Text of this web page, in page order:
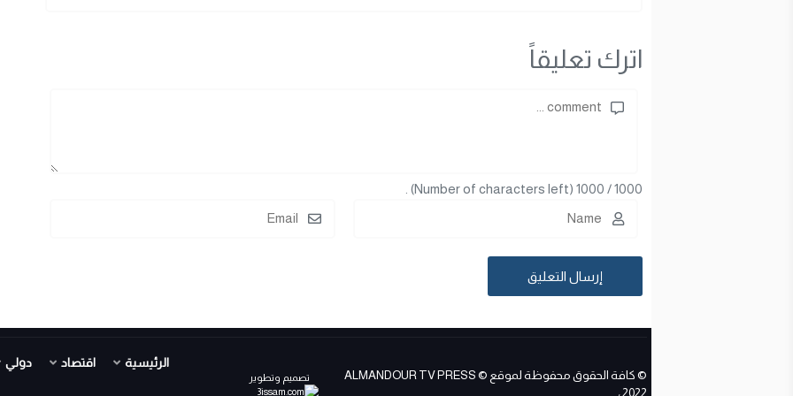
اترك تعليقاً
1000
/
1000
(Number of characters left) .
© كافة الحقوق محفوظة لموقع ALMANDOUR TV PRESS ©
2022 ،
تصميم وتطوير
الرئيسية اقتصاد دولي